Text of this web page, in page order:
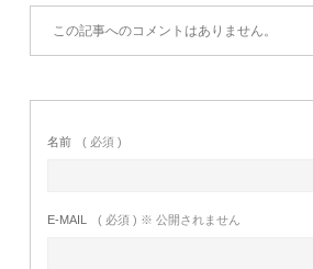
この記事へのコメントはありません。
名前 ( 必須 )
E-MAIL ( 必須 ) ※ 公開されません